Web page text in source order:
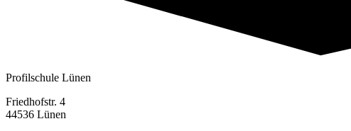
Profilschule Lünen
Friedhofstr. 4
44536 Lünen